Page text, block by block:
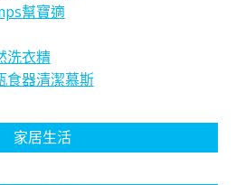
幫寶適
洗衣精
食器清潔慕斯
家居生活